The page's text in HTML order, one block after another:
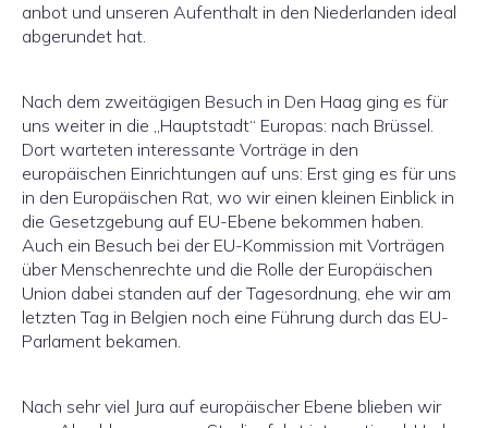
anbot und unseren Aufenthalt in den Niederlanden ideal
abgerundet hat.
Nach dem zweitägigen Besuch in Den Haag ging es für
uns weiter in die „Hauptstadt“ Europas: nach Brüssel.
Dort warteten interessante Vorträge in den
europäischen Einrichtungen auf uns: Erst ging es für uns
in den Europäischen Rat, wo wir einen kleinen Einblick in
die Gesetzgebung auf EU-Ebene bekommen haben.
Auch ein Besuch bei der EU-Kommission mit Vorträgen
über Menschenrechte und die Rolle der Europäischen
Union dabei standen auf der Tagesordnung, ehe wir am
letzten Tag in Belgien noch eine Führung durch das EU-
Parlament bekamen.
Nach sehr viel Jura auf europäischer Ebene blieben wir